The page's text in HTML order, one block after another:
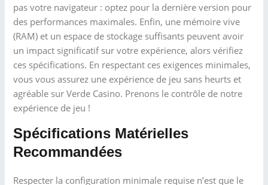
pas votre navigateur : optez pour la dernière version pour
des performances maximales. Enfin, une mémoire vive
(RAM) et un espace de stockage suffisants peuvent avoir
un impact significatif sur votre expérience, alors vérifiez
ces spécifications. En respectant ces exigences minimales,
vous vous assurez une expérience de jeu sans heurts et
agréable sur Verde Casino. Prenons le contrôle de notre
expérience de jeu !
Spécifications Matérielles
Recommandées
Respecter la configuration minimale requise n’est que le